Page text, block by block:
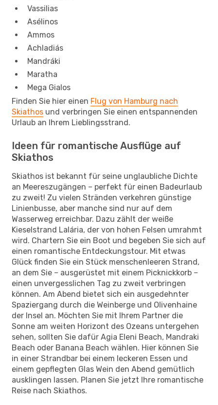
Vassilias
Asélinos
Ammos
Achladiás
Mandráki
Maratha
Mega Gialos
Finden Sie hier einen Flug von Hamburg nach
Skiathos und verbringen Sie einen entspannenden
Urlaub an Ihrem Lieblingsstrand.
Ideen für romantische Ausflüge auf
Skiathos
Skiathos ist bekannt für seine unglaubliche Dichte
an Meereszugängen – perfekt für einen Badeurlaub
zu zweit! Zu vielen Stränden verkehren günstige
Linienbusse, aber manche sind nur auf dem
Wasserweg erreichbar. Dazu zählt der weiße
Kieselstrand Lalária, der von hohen Felsen umrahmt
wird. Chartern Sie ein Boot und begeben Sie sich auf
einen romantische Entdeckungstour. Mit etwas
Glück finden Sie ein Stück menschenleeren Strand,
an dem Sie – ausgerüstet mit einem Picknickkorb –
einen unvergesslichen Tag zu zweit verbringen
können. Am Abend bietet sich ein ausgedehnter
Spaziergang durch die Weinberge und Olivenhaine
der Insel an. Möchten Sie mit Ihrem Partner die
Sonne am weiten Horizont des Ozeans untergehen
sehen, sollten Sie dafür Agia Eleni Beach, Mandraki
Beach oder Banana Beach wählen. Hier können Sie
in einer Strandbar bei einem leckeren Essen und
einem gepflegten Glas Wein den Abend gemütlich
ausklingen lassen. Planen Sie jetzt Ihre romantische
Reise nach Skiathos.